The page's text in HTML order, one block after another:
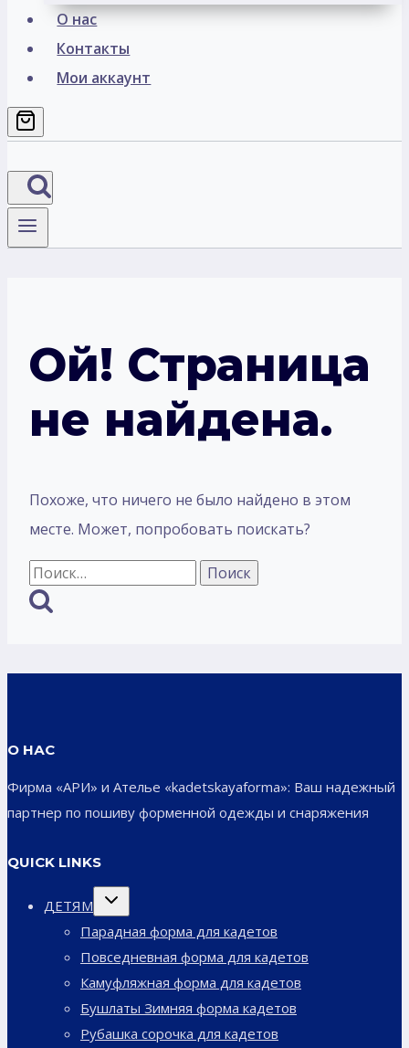
О нас
Контакты
Мои аккаунт
Ой! Страница
не найдена.
Похоже, что ничего не было найдено в этом
месте. Может, попробовать поискать?
Найти:
О НАС
Фирма «АРИ» и Ателье «kadetskayaforma»: Ваш надежный
партнер по пошиву форменной одежды и снаряжения
QUICK LINKS
ДЕТЯМ
Переключить
дочернее
Парадная форма для кадетов
Повседневная форма для кадетов
Камуфляжная форма для кадетов
Бушлаты Зимняя форма кадетов
Рубашка сорочка для кадетов